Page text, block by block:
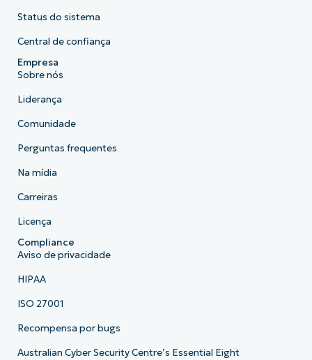
Status do sistema
Central de confiança
Empresa
Sobre nós
Liderança
Comunidade
Perguntas frequentes
Na mídia
Carreiras
Licença
Compliance
Aviso de privacidade
HIPAA
ISO 27001
Recompensa por bugs
Australian Cyber Security Centre’s Essential Eight